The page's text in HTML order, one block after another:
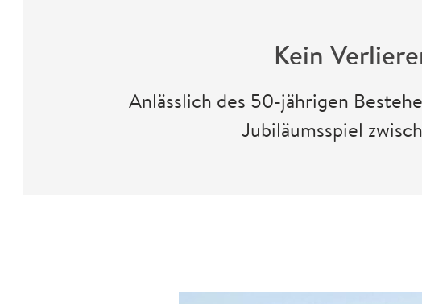
Kein
Anlässlich des 50-jährigen
Jubiläumsspiel